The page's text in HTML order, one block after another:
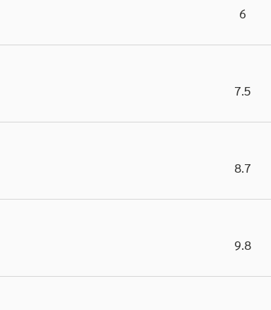
6
7.5
8.7
9.8